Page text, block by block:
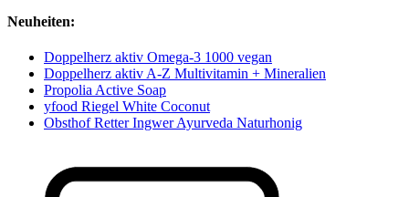
Neuheiten:
Doppelherz aktiv Omega-3 1000 vegan
Doppelherz aktiv A-Z Multivitamin + Mineralien
Propolia Active Soap
yfood Riegel White Coconut
Obsthof Retter Ingwer Ayurveda Naturhonig